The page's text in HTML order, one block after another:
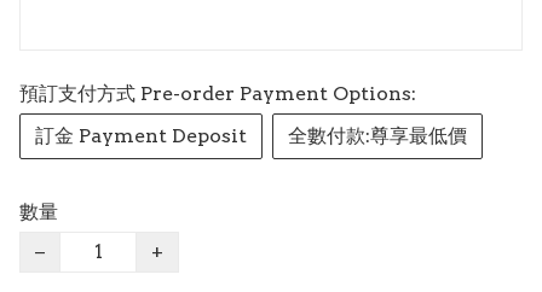
預訂支付方式 Pre-order Payment Options:
訂金 Payment Deposit
全數付款:尊享最低價
數量
−
+